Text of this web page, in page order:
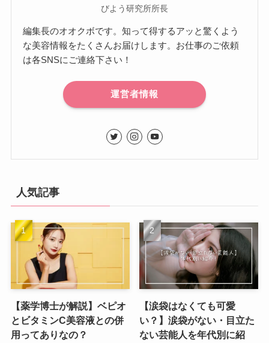
びよう研究所所長
編集長のオオクボです。知って得するアッと驚くよう
な美容情報をたくさんお届けします。お仕事のご依頼
は各SNSにご連絡下さい！
運営者情報
人気記事
【薬学博士が解説】ベピオ
とビタミンC美容液との併
用ってありなの？
【涙袋はなくても可愛
い？】涙袋がない・目立た
ない芸能人を年代別に紹